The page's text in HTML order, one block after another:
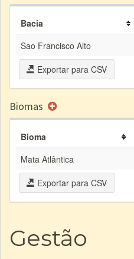
Bacia
Sao Francisco Alto
Exportar para CSV
Biomas
Bioma
Mata Atlântica
Exportar para CSV
Gestão